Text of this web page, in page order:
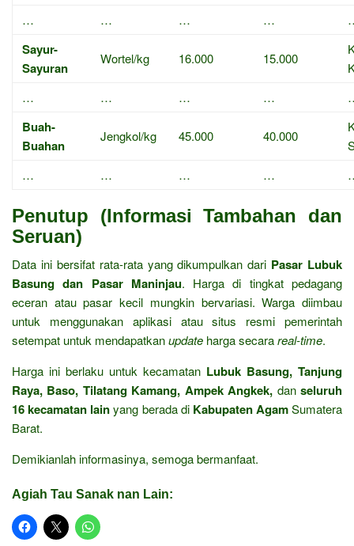
… … … …
Sayur-
Sayuran
Wortel/kg 16.000 15.000
…
… … …
Buah-
Buahan
Jengkol/kg 45.000 40.000
…
… … …
Penutup (Informasi Tambahan dan
Seruan)
Data ini bersifat rata-rata yang dikumpulkan dari Pasar Lubuk
Basung dan Pasar Maninjau. Harga di tingkat pedagang
eceran atau pasar kecil mungkin bervariasi. Warga diimbau
untuk menggunakan aplikasi atau situs resmi pemerintah
setempat untuk mendapatkanupdate harga secarareal-time.
Harga ini berlaku untuk kecamatan Lubuk Basung, Tanjung
Raya, Baso, Tilatang Kamang, Ampek Angkek, danseluruh
16 kecamatan lainyang berada di Kabupaten AgamSumatera
Barat.
Demikianlah informasinya, semoga bermanfaat.
Agiah Tau Sanak nan Lain: